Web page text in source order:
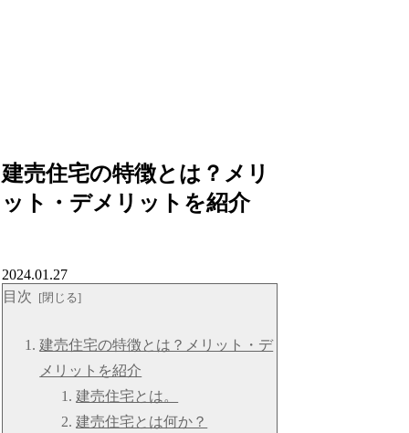
建売住宅の特徴とは？メリ
ット・デメリットを紹介
2024.01.27
目次
建売住宅の特徴とは？メリット・デ
メリットを紹介
建売住宅とは。
建売住宅とは何か？